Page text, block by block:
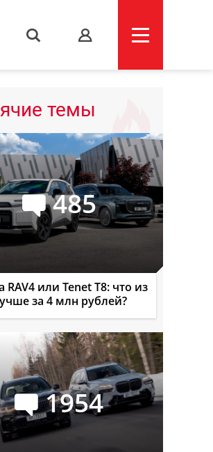
s
темы
485
RAV4 или Tenet T8: что из
за 4 млн рублей?
1954